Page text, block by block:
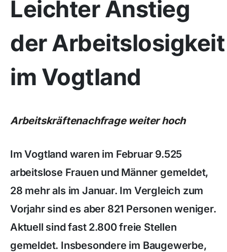
Leichter Anstieg
der Arbeitslosigkeit
im Vogtland
Arbeitskräftenachfrage weiter hoch
Im Vogtland waren im Februar 9.525
arbeitslose Frauen und Männer gemeldet,
28 mehr als im Januar. Im Vergleich zum
Vorjahr sind es aber 821 Personen weniger.
Aktuell sind fast 2.800 freie Stellen
gemeldet. Insbesondere im Baugewerbe,